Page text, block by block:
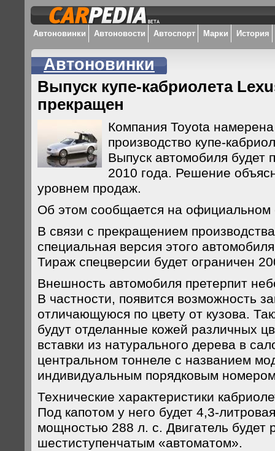
Автоновинки Автоновости Автоспорт Марки История
Автоновинки
Выпуск купе-кабриолета
прекращен
Компания Toyota
производство купе-
Выпуск автомобиля будет
2010 года. Решение
уровнем продаж.
Об этом сообщается на официальном
В связи с прекращением
специальная версия этого
Тираж спецверсии будет ограничен
Внешность автомобиля претерпит
В частности, появится возможность
отличающуюся по цвету от кузова.
будут отделанные кожей различных
вставки из натурального дерева в
центральном тоннеле с названием
индивидуальным порядковым
Технические характеристики
Под капотом у него будет 4,3-
мощностью 288 л. с. Двигатель будет
шестиступенчатым «автоматом».